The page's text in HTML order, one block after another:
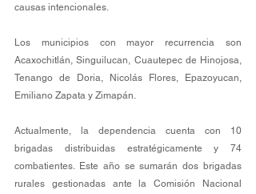
causas intencionales.
Los municipios con mayor recurrencia son
Acaxochitlán, Singuilucan, Cuautepec de Hinojosa,
Tenango de Doria, Nicolás Flores, Epazoyucan,
Emiliano Zapata y Zimapán.
Actualmente, la dependencia cuenta con 10
brigadas distribuidas estratégicamente y 74
combatientes. Este año se sumarán dos brigadas
rurales gestionadas ante la Comisión Nacional